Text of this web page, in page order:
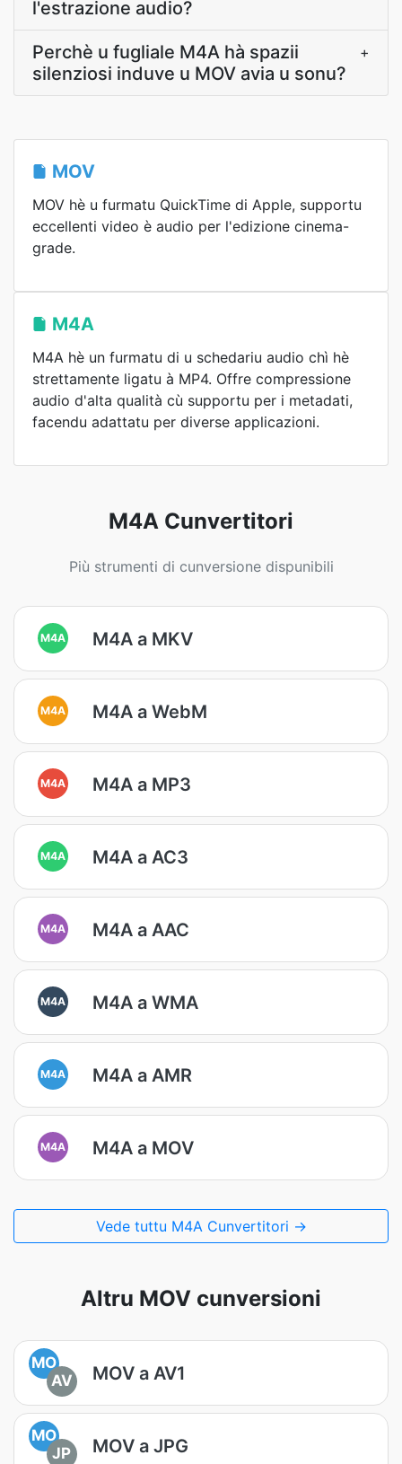
l'estrazione audio?
Perchè u fugliale M4A hà spazii
silenziosi induve u MOV avia u sonu?
+
MOV
MOV hè u furmatu QuickTime di Apple, supportu
eccellenti video è audio per l'edizione cinema-
grade.
M4A
M4A hè un furmatu di u schedariu audio chì hè
strettamente ligatu à MP4. Offre compressione
audio d'alta qualità cù supportu per i metadati,
facendu adattatu per diverse applicazioni.
M4A Cunvertitori
Più strumenti di cunversione dispunibili
M4A M4A a MKV
M4A M4A a WebM
M4A M4A a MP3
M4A M4A a AC3
M4A M4A a AAC
M4A M4A a WMA
M4A M4A a AMR
M4A M4A a MOV
Vede tuttu M4A Cunvertitori →
Altru MOV cunversioni
MO
AV
MOV a AV1
MO
JP
MOV a JPG